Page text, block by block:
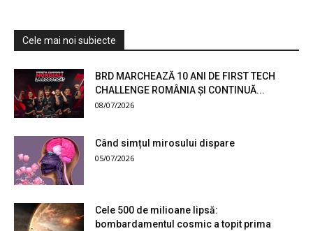
Cele mai noi subiecte
BRD MARCHEAZĂ 10 ANI DE FIRST TECH
CHALLENGE ROMÂNIA ȘI CONTINUĂ...
08/07/2026
Când simțul mirosului dispare
05/07/2026
Cele 500 de milioane lipsă:
bombardamentul cosmic a topit prima